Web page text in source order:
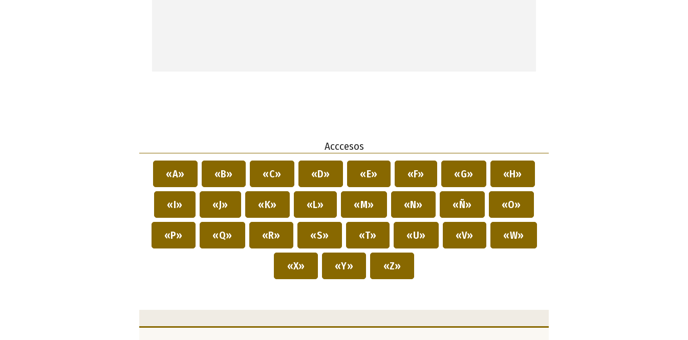
Acccesos
«A» «B» «C» «D» «E» «F» «G» «H»
«I» «J» «K» «L» «M» «N» «Ñ» «O»
«P» «Q» «R» «S» «T» «U» «V» «W»
«X» «Y» «Z»